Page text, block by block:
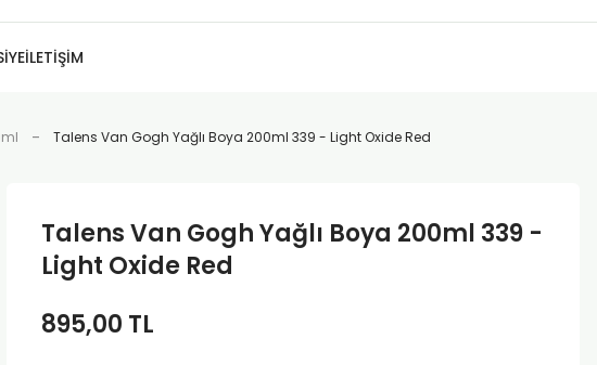
İLETİŞİM
Talens Van Gogh Yağlı Boya 200ml 339 - Light Oxide Red
Talens Van Gogh Yağlı Boya 200ml 339 -
Light Oxide Red
895,00 TL